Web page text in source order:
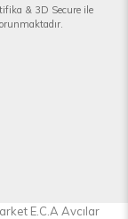
& 3D Secure ile
E.C.A Avcılar